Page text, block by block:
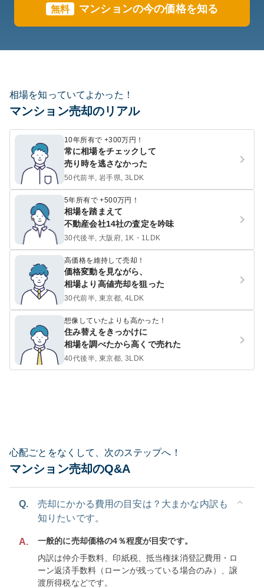
無料 マンションの今の価格を知る
相場を知っていてよかった！
マンション売却のリアル
10年所有で +300万円！
常に相場をチェックして
売り時を逃さなかった
50代前半, 岩手県, 3LDK
5年所有で +500万円！
相場を踏まえて
不動産会社14社の査定を吟味
30代後半, 大阪府, 1K・1LDK
高価格を維持して売却！
価格変動を見ながら、
相場より高値売却を狙った
30代前半, 東京都, 4LDK
想像していたよりも高かった！
住み替えをきっかけに
相場を調べたから高くで売れた
40代後半, 東京都, 3LDK
心配ごとをなくして、次のステップへ！
マンション売却のQ&A
Q.
売却にかかる費用の目安は？大まかな内訳も
知りたいです。
A.
一般的に売却価格の4％程度が目安です。
内訳は仲介手数料、印紙税、抵当権抹消登記費用・ロ
ーン返済手数料（ローンが残っている場合のみ）、譲
渡所得税などです。